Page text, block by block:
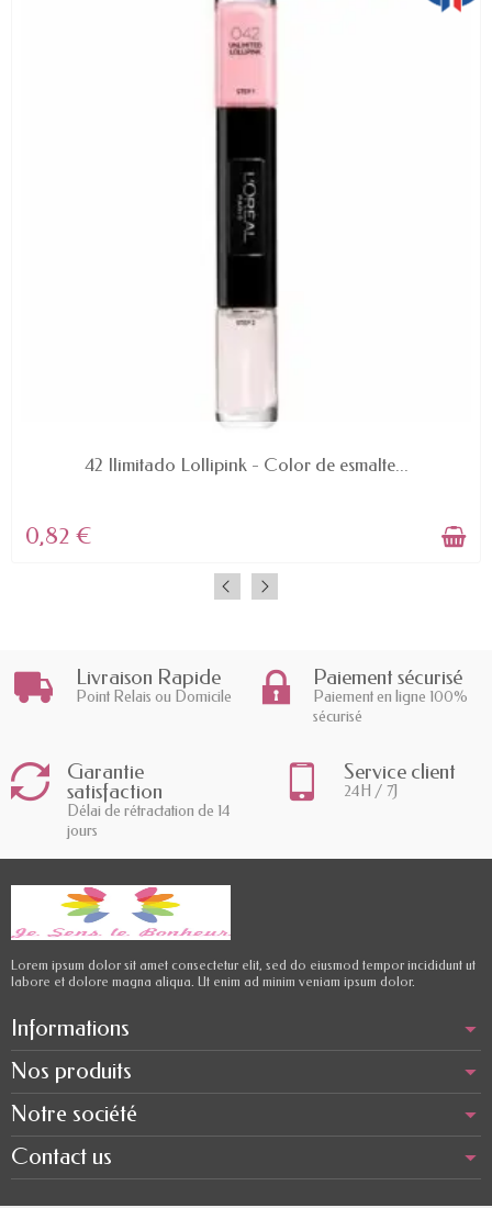
42 Ilimitado Lollipink - Color de esmalte...
0,82 €
Livraison Rapide
Point Relais ou Domicile
Paiement sécurisé
Paiement en ligne 100%
sécurisé
Garantie
satisfaction
Délai de rétractation de 14
jours
Service client
24H / 7J
Lorem ipsum dolor sit amet consectetur elit, sed do eiusmod tempor incididunt ut
labore et dolore magna aliqua. Ut enim ad minim veniam ipsum dolor.
Informations
Nos produits
Notre société
Contact us